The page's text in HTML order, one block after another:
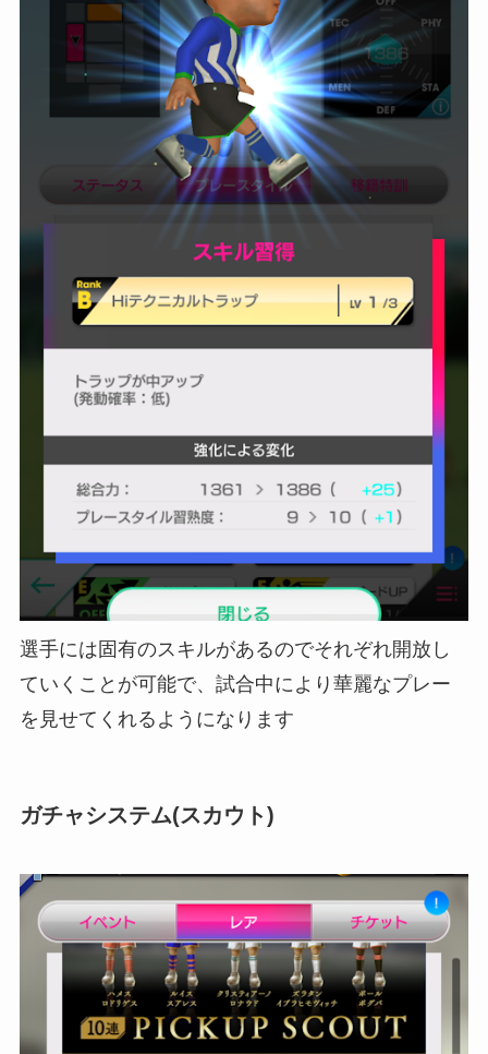
選手には固有のスキルがあるのでそれぞれ開放し
ていくことが可能で、試合中により華麗なプレー
を見せてくれるようになります
ガチャシステム(スカウト)